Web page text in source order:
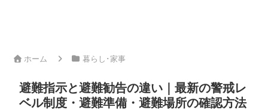
ホーム 暮らし･家事
避難指示と避難勧告の違い｜最新の警戒レ
ベル制度・避難準備・避難場所の確認方法